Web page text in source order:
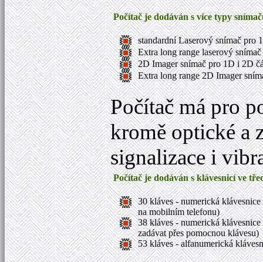
Počítač je dodáván s více typy
standardní Laserový snímač
Extra long range laserový
2D Imager snímač pro 1D i 2D
Extra long range 2D Imager
Počítač má pro
kromě optické a
signalizace i
Počítač je dodáván s klávesnicí ve
30 kláves - numerická
na mobilním telefonu)
38 kláves - numerická
zadávat přes pomocnou klávesu)
53 kláves - alfanumerická